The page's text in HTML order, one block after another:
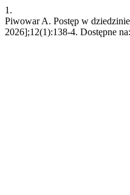
1.
Piwowar A. Postęp w
2026];12(1):138-4. Dostępne